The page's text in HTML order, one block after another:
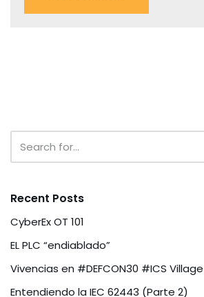
Recent Posts
CyberEx OT 101
EL PLC “endiablado”
Vivencias en #DEFCON30 #ICS Village
Entendiendo la IEC 62443 (Parte 2)